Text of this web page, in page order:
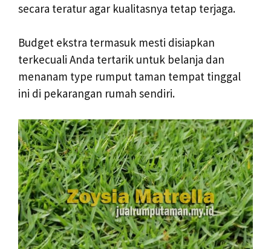
secara teratur agar kualitasnya tetap terjaga.
Budget ekstra termasuk mesti disiapkan
terkecuali Anda tertarik untuk belanja dan
menanam type rumput taman tempat tinggal
ini di pekarangan rumah sendiri.